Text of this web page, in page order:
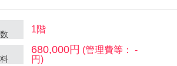
数
1階
料
680,000円 (管理費等： -
円)